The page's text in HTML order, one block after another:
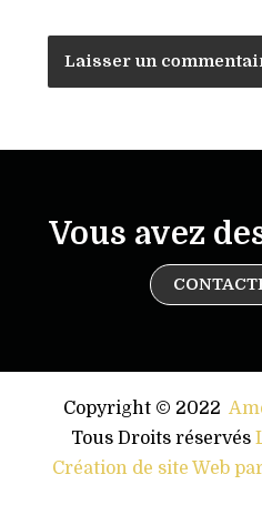
Vous avez
Copyright © 2022
Tous Droits réservés
Création de site Web